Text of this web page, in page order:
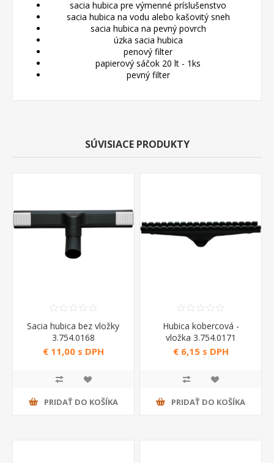
sacia hubica pre výmenné príslušenstvo
sacia hubica na vodu alebo kašovitý sneh
sacia hubica na pevný povrch
úzka sacia hubica
penový filter
papierový sáčok 20 lt - 1ks
pevný filter
SÚVISIACE PRODUKTY
Sacia hubica bez vložky
3.754.0168
€ 11,00 s DPH
PRIDAŤ DO KOŠÍKA
Hubica kobercová -
vložka 3.754.0171
€ 6,15 s DPH
PRIDAŤ DO KOŠÍKA